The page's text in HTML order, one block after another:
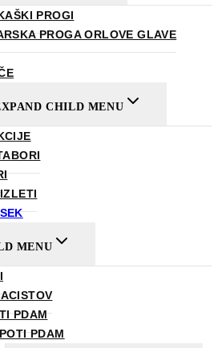
PROGI
PROGA ORLOVE GLAVE
CHILD MENU
MENU
PDAM
PDAM